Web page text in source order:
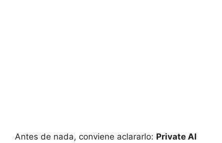
Antes de nada, conviene aclararlo: Private AI